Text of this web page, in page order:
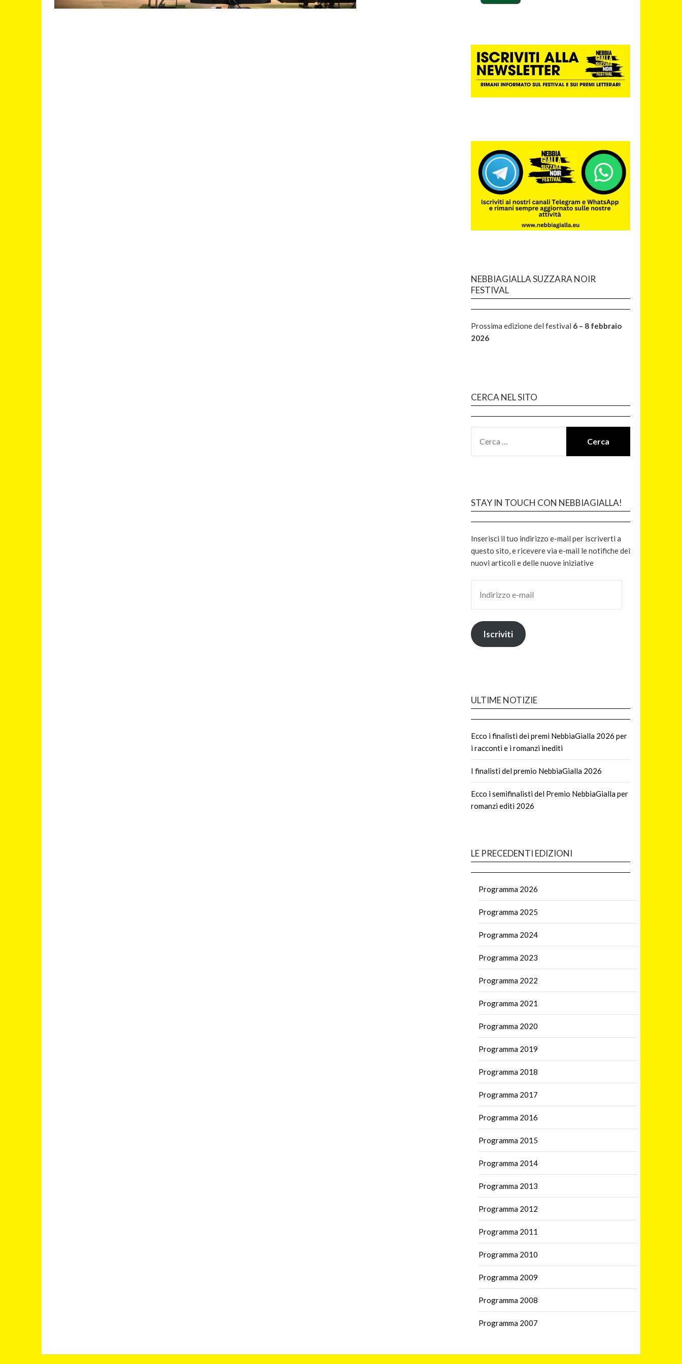
NEBBIAGIALLA SUZZARA NOIR
FESTIVAL
Prossima edizione del festival 6 – 8 febbraio
2026
CERCA NEL SITO
STAY IN TOUCH CON NEBBIAGIALLA!
Inserisci il tuo indirizzo e-mail per iscriverti a
questo sito, e ricevere via e-mail le notifiche dei
nuovi articoli e delle nuove iniziative
Iscriviti
ULTIME NOTIZIE
Ecco i finalisti dei premi NebbiaGialla 2026 per
i racconti e i romanzi inediti
I finalisti del premio NebbiaGialla 2026
Ecco i semifinalisti del Premio NebbiaGialla per
romanzi editi 2026
LE PRECEDENTI EDIZIONI
Programma 2026
Programma 2025
Programma 2024
Programma 2023
Programma 2022
Programma 2021
Programma 2020
Programma 2019
Programma 2018
Programma 2017
Programma 2016
Programma 2015
Programma 2014
Programma 2013
Programma 2012
Programma 2011
Programma 2010
Programma 2009
Programma 2008
Programma 2007